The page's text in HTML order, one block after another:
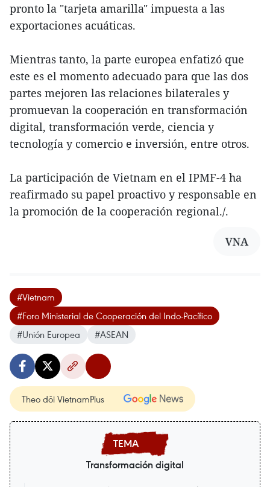
pronto la "tarjeta amarilla" impuesta a las
exportaciones acuáticas.
Mientras tanto, la parte europea enfatizó que
este es el momento adecuado para que las dos
partes mejoren las relaciones bilaterales y
promuevan la cooperación en transformación
digital, transformación verde, ciencia y
tecnología y comercio e inversión, entre otros.
La participación de Vietnam en el IPMF-4 ha
reafirmado su papel proactivo y responsable en
la promoción de la cooperación regional./.
VNA
#Vietnam
#Foro Ministerial de Cooperación del Indo-Pacífico
#Unión Europea
#ASEAN
Theo dõi VietnamPlus
Transformación digital